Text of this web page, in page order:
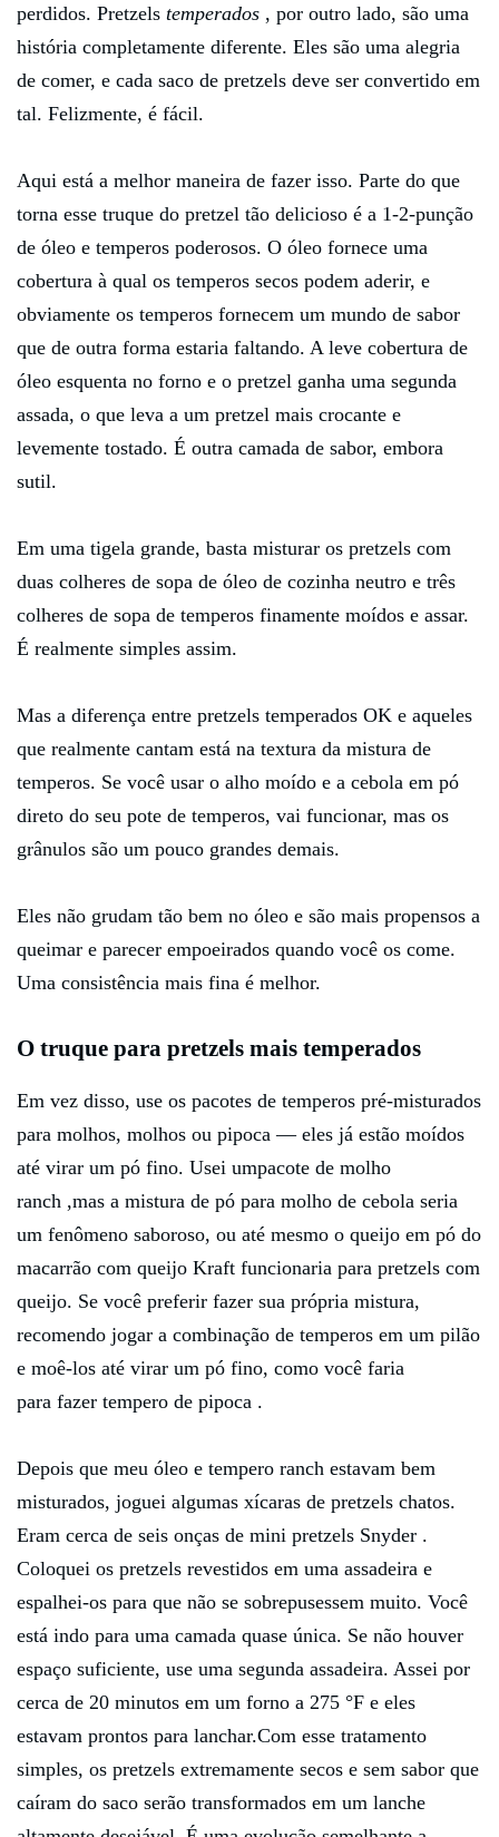
perdidos. Pretzels temperados , por outro lado, são uma
história completamente diferente. Eles são uma alegria
de comer, e cada saco de pretzels deve ser convertido em
tal. Felizmente, é fácil.
Aqui está a melhor maneira de fazer isso. Parte do que
torna esse truque do pretzel tão delicioso é a 1-2-punção
de óleo e temperos poderosos. O óleo fornece uma
cobertura à qual os temperos secos podem aderir, e
obviamente os temperos fornecem um mundo de sabor
que de outra forma estaria faltando. A leve cobertura de
óleo esquenta no forno e o pretzel ganha uma segunda
assada, o que leva a um pretzel mais crocante e
levemente tostado. É outra camada de sabor, embora
sutil.
Em uma tigela grande, basta misturar os pretzels com
duas colheres de sopa de óleo de cozinha neutro e três
colheres de sopa de temperos finamente moídos e assar.
É realmente simples assim.
Mas a diferença entre pretzels temperados OK e aqueles
que realmente cantam está na textura da mistura de
temperos. Se você usar o alho moído e a cebola em pó
direto do seu pote de temperos, vai funcionar, mas os
grânulos são um pouco grandes demais.
Eles não grudam tão bem no óleo e são mais propensos a
queimar e parecer empoeirados quando você os come.
Uma consistência mais fina é melhor.
O truque para pretzels mais temperados
Em vez disso, use os pacotes de temperos pré-misturados
para molhos, molhos ou pipoca — eles já estão moídos
até virar um pó fino. Usei umpacote de molho
ranch ,mas a mistura de pó para molho de cebola seria
um fenômeno saboroso, ou até mesmo o queijo em pó do
macarrão com queijo Kraft funcionaria para pretzels com
queijo. Se você preferir fazer sua própria mistura,
recomendo jogar a combinação de temperos em um pilão
e moê-los até virar um pó fino, como você faria
para fazer tempero de pipoca .
Depois que meu óleo e tempero ranch estavam bem
misturados, joguei algumas xícaras de pretzels chatos.
Eram cerca de seis onças de mini pretzels Snyder .
Coloquei os pretzels revestidos em uma assadeira e
espalhei-os para que não se sobrepusessem muito. Você
está indo para uma camada quase única. Se não houver
espaço suficiente, use uma segunda assadeira. Assei por
cerca de 20 minutos em um forno a 275 °F e eles
estavam prontos para lanchar.Com esse tratamento
simples, os pretzels extremamente secos e sem sabor que
caíram do saco serão transformados em um lanche